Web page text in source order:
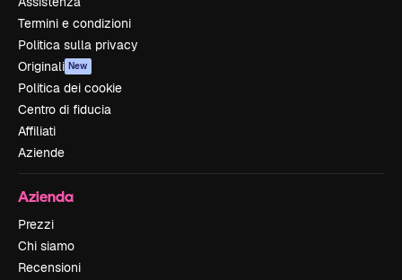
Termini e condizioni
Politica sulla privacy
Originali New
Politica dei cookie
Centro di fiducia
Affiliati
Aziende
Azienda
Prezzi
Chi siamo
Recensioni